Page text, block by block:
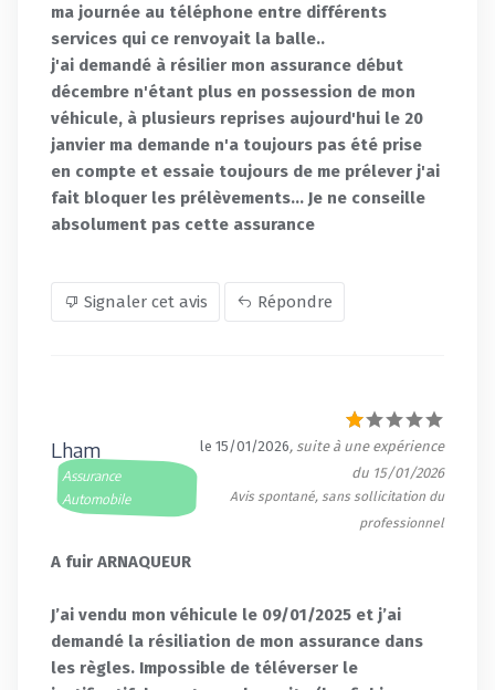
ma journée au téléphone entre différents
services qui ce renvoyait la balle..
j'ai demandé à résilier mon assurance début
décembre n'étant plus en possession de mon
véhicule, à plusieurs reprises aujourd'hui le 20
janvier ma demande n'a toujours pas été prise
en compte et essaie toujours de me prélever j'ai
fait bloquer les prélèvements... Je ne conseille
absolument pas cette assurance
Signaler cet avis Répondre
Lham
Assurance
Automobile
le 15/01/2026, suite à une expérience
du 15/01/2026
Avis spontané, sans sollicitation du
professionnel
A fuir ARNAQUEUR
J’ai vendu mon véhicule le 09/01/2025 et j’ai
demandé la résiliation de mon assurance dans
les règles. Impossible de téléverser le